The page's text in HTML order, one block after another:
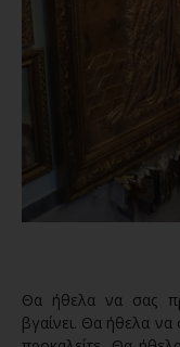
Θα ήθελα να σας
βγαίνει. Θα ήθελα